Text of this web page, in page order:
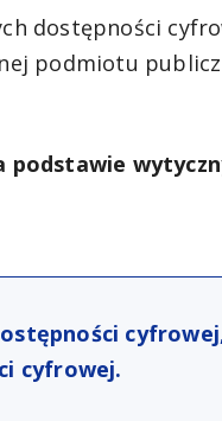
dostępności
podmiotu
cyfrowej.